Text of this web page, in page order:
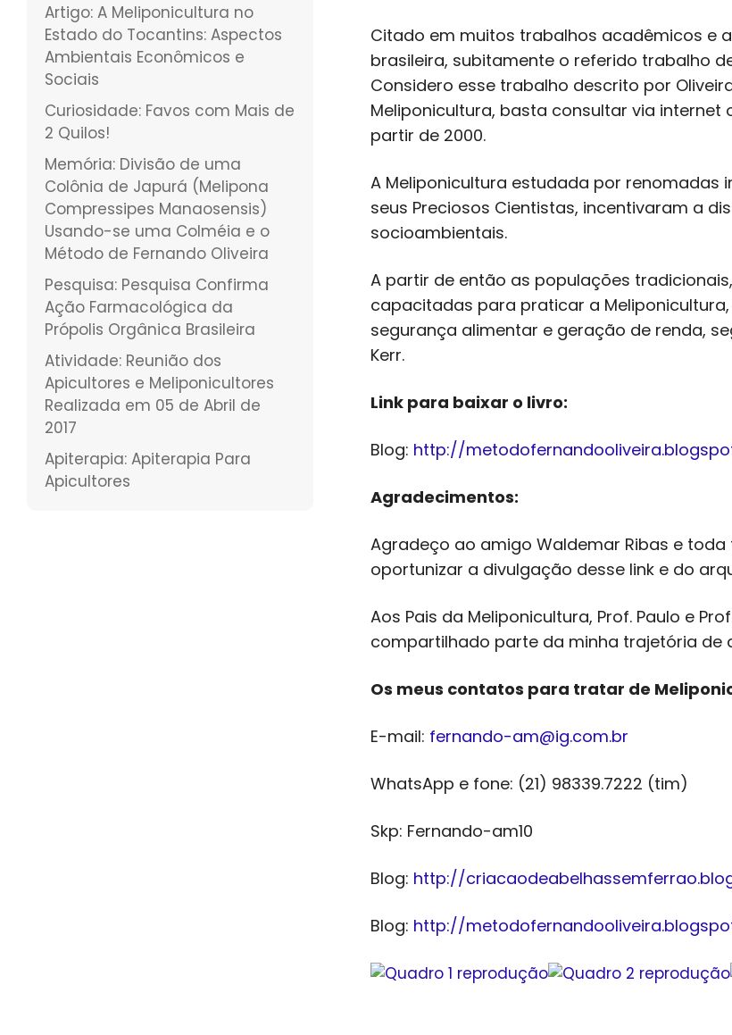
Artigo: A Meliponicultura no
Estado do Tocantins: Aspectos
Ambientais Econômicos e
Sociais
Curiosidade: Favos com Mais de
2 Quilos!
Memória: Divisão de uma
Colônia de Japurá (Melipona
Compressipes Manaosensis)
Usando-se uma Colméia e o
Método de Fernando Oliveira
Pesquisa: Pesquisa Confirma
Ação Farmacológica da
Própolis Orgânica Brasileira
Atividade: Reunião dos
Apicultores e Meliponicultores
Realizada em 05 de Abril de
2017
Apiterapia: Apiterapia Para
Apicultores
Citado em muitos trabalhos acadêmicos e
brasileira, subitamente o referido trabalho
Considero esse trabalho descrito por
Meliponicultura, basta consultar via internet
partir de 2000.
A Meliponicultura estudada por renomadas
seus Preciosos Cientistas, incentivaram a
socioambientais.
A partir de então as populações
capacitadas para praticar a
segurança alimentar e geração de renda,
Kerr.
Link para baixar o livro:
Blog: http://
Agradecimentos:
Agradeço ao amigo Waldemar Ribas e
oportunizar a divulgação desse link e do
Aos Pais da Meliponicultura, Prof. Paulo e
compartilhado parte da minha trajetória de
Os meus contatos para tratar de
E-mail: fernando-am@ig.com.br
WhatsApp e fone: (21) 98339.7222 (tim)
Skp: Fernando-am10
Blog: http://
Blog: http://